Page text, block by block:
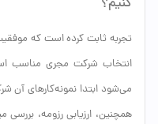
کنیم؟
تجربه ثابت کرده است که
انتخاب شرکت مجری مناسب
می‌شود ابتدا نمونه‌کارهای آن
همچنین، ارزیابی رزومه‌،